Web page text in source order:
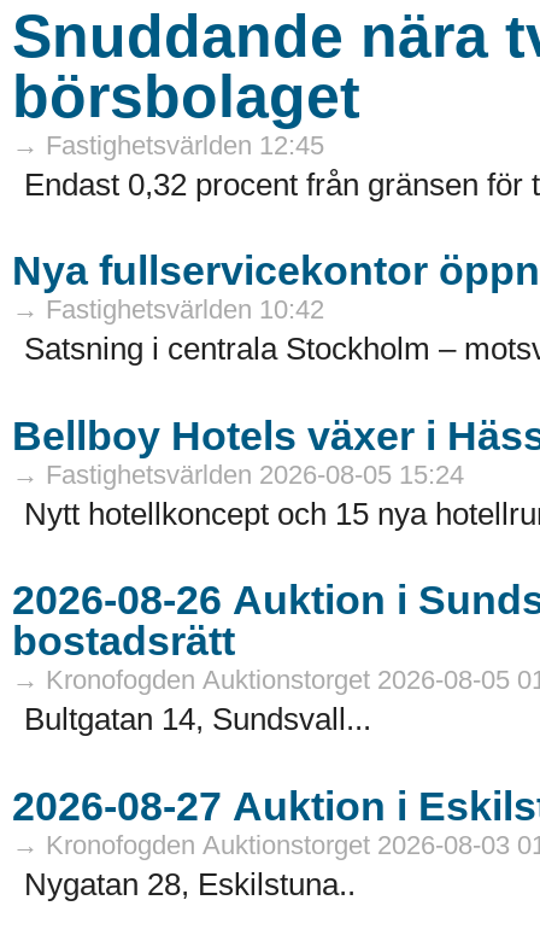
Snuddande nära
börsbolaget
→ Fastighetsvärlden 12:45
Endast 0,32 procent från gränsen för
Nya fullservicekontor
→ Fastighetsvärlden 10:42
Satsning i centrala Stockholm –
Bellboy Hotels växer i
→ Fastighetsvärlden 2026-08-05 15:24
Nytt hotellkoncept och 15 nya
2026-08-26 Auktion i Sundsvall - Fastigheter och
bostadsrätt
→ Kronofogden Auktionstorget 2026-08-05
Bultgatan 14, Sundsvall...
→ Kronofogden Auktionstorget 2026-08-03
Nygatan 28, Eskilstuna..